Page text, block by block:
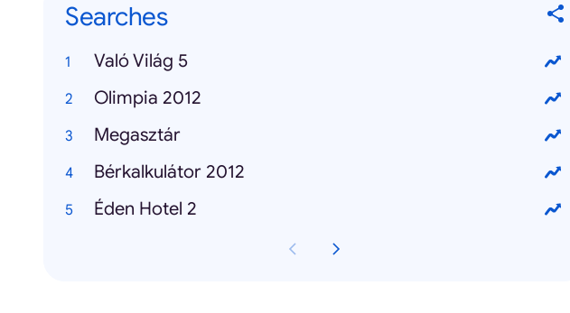
Searches
Való Világ 5
Olimpia 2012
Megasztár
Bérkalkulátor 2012
Éden Hotel 2